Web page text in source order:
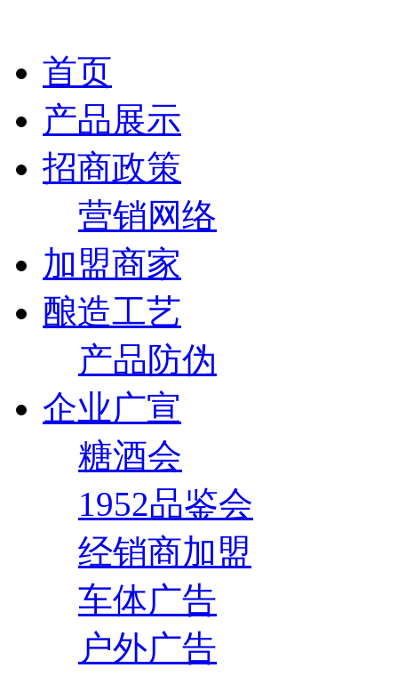
首页
产品展示
招商政策
营销网络
加盟商家
酿造工艺
产品防伪
企业广宣
糖酒会
1952品鉴会
经销商加盟
车体广告
户外广告